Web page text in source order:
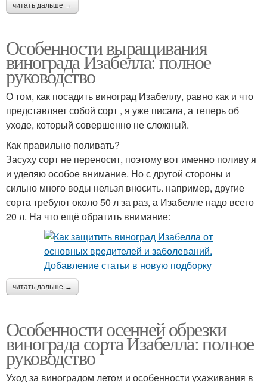
читать дальше →
Особенности выращивания
винограда Изабелла: полное
руководство
О том, как посадить виноград Изабеллу, равно как и что
представляет собой сорт , я уже писала, а теперь об
уходе, который совершенно не сложный.
Как правильно поливать?
Засуху сорт не переносит, поэтому вот именно поливу я
и уделяю особое внимание. Но с другой стороны и
сильно много воды нельзя вносить. например, другие
сорта требуют около 50 л за раз, а Изабелле надо всего
20 л. На что ещё обратить внимание:
читать дальше →
Особенности осенней обрезки
винограда сорта Изабелла: полное
руководство
Уход за виноградом летом и особенности ухаживания в